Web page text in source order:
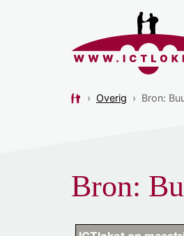
› Overig › Bron:
Bron: